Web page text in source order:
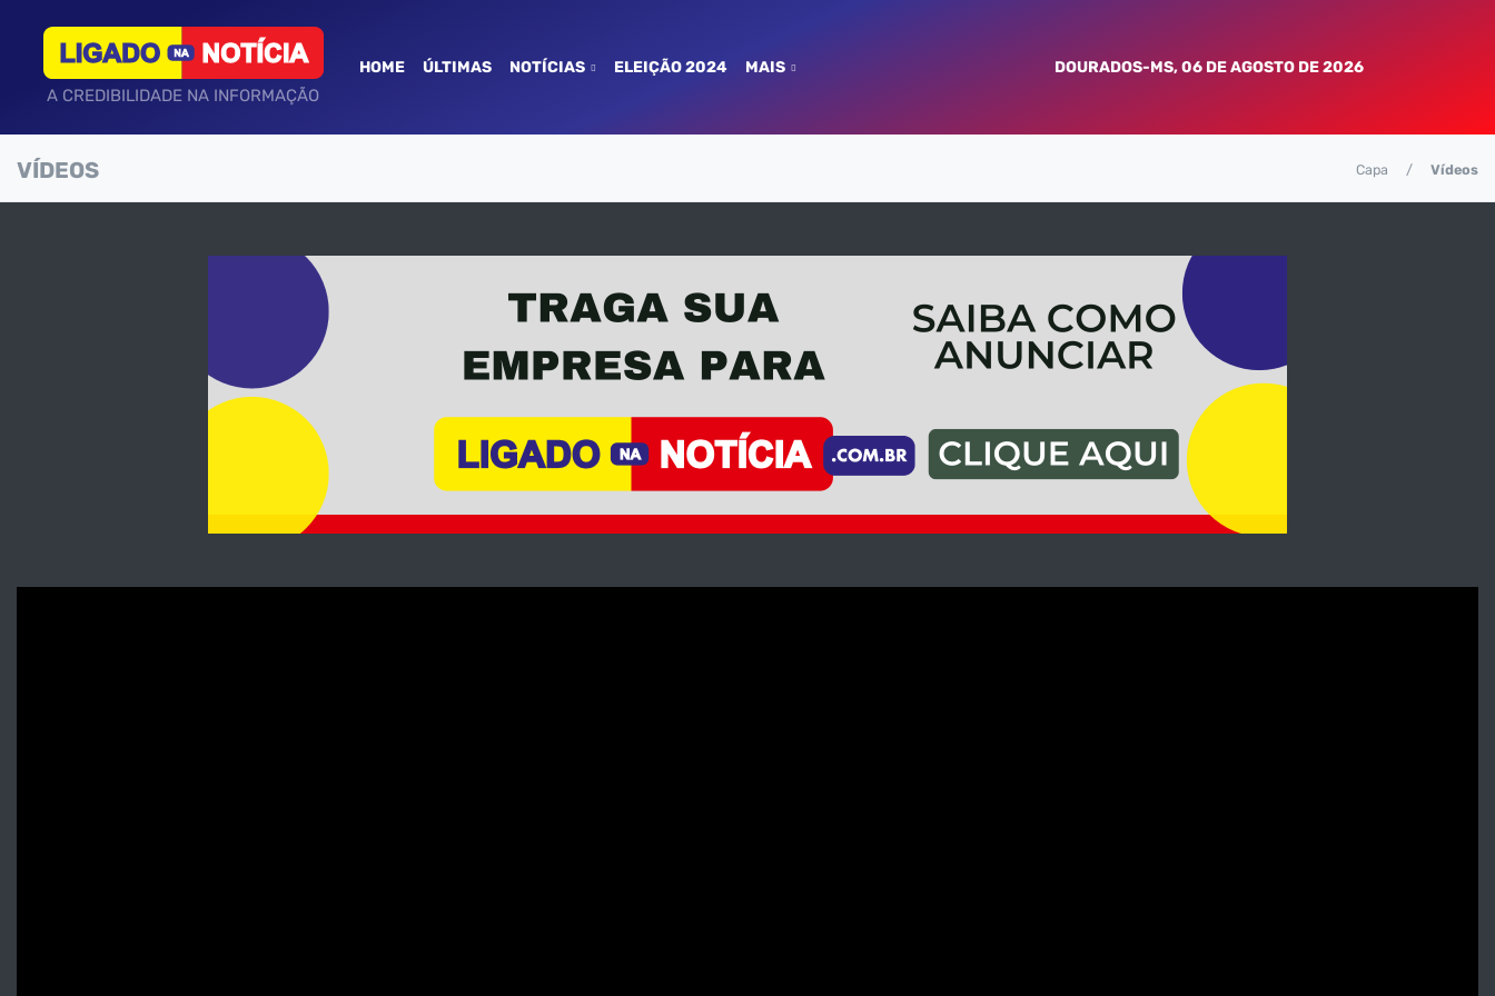
A CREDIBILIDADE NA INFORMAÇÃO
HOME ÚLTIMAS NOTÍCIAS ELEIÇÃO 2024 MAIS DOURADOS-MS, 06 DE AGOSTO DE 2026
VÍDEOS Capa Vídeos